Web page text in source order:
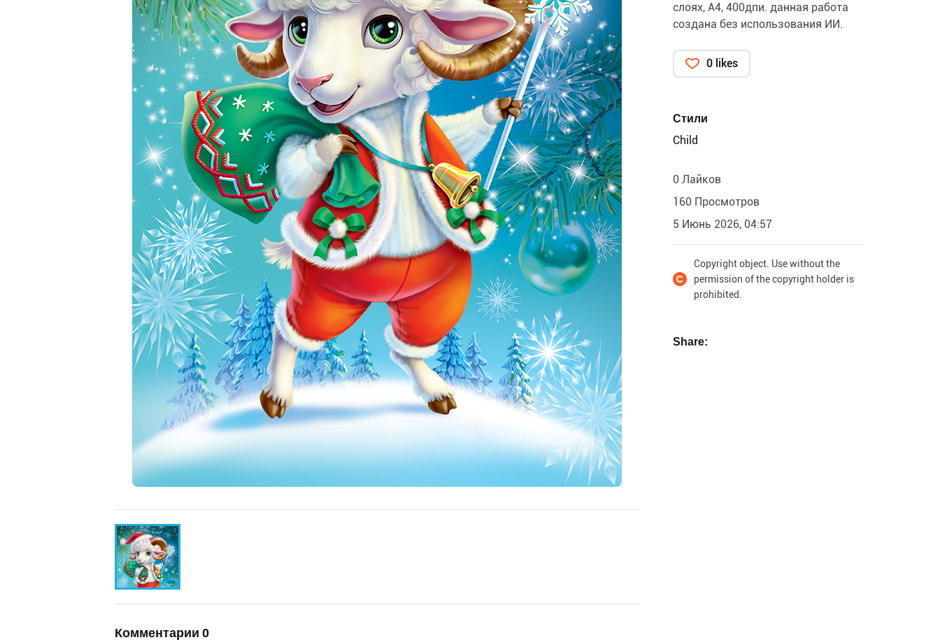
Комментарии 0
слоях, А4, 400дпи. данная работа
создана без использования ИИ.
0 likes
Стили
Child
0 Лайков
160 Просмотров
5 Июнь 2026, 04:57
Copyright object. Use without the
permission of the copyright holder is
prohibited.
Share